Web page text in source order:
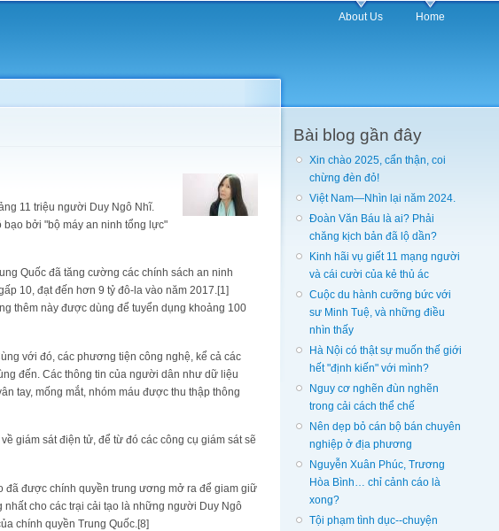
About Us Home
11 triệu người Duy Ngô Nhĩ.
bạo bởi "bộ máy an ninh tổng lực"
Quốc đã tăng cường các chính sách an ninh
10, đạt đến hơn 9 tỷ đô-la vào năm 2017.[1]
thêm này được dùng để tuyển dụng khoảng 100
với đó, các phương tiện công nghệ, kể cả các
đến. Các thông tin của người dân như dữ liệu
tay, mống mắt, nhóm máu được thu thập thông
giám sát điện tử, để từ đó các công cụ giám sát sẽ
đã được chính quyền trung ương mở ra để giam giữ
cho các trại cải tạo là những người Duy Ngô
chính quyền Trung Quốc.[8]
Bài blog gần đây
Xin chào 2025, cẩn thận, coi
chừng đèn đỏ!
Việt Nam—Nhìn lại năm 2024.
Đoàn Văn Báu là ai? Phải
chăng kịch bản đã lộ dần?
Kinh hãi vụ giết 11 mạng người
và cái cười của kẻ thủ ác
Cuộc du hành cưỡng bức với
sư Minh Tuệ, và những điều
nhìn thấy
Hà Nội có thật sự muốn thế giới
hết "định kiến" với mình?
Nguy cơ nghẽn đùn nghẽn
trong cải cách thể chế
Nên dẹp bỏ cán bộ bán chuyên
nghiệp ở địa phương
Nguyễn Xuân Phúc, Trương
Hòa Bình… chỉ cảnh cáo là
xong?
Tội phạm tình dục--chuyện